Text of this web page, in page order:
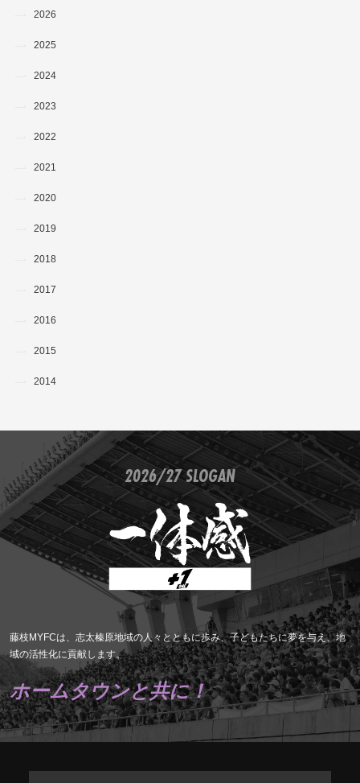
2026
2025
2024
2023
2022
2021
2020
2019
2018
2017
2016
2015
2014
2026/27 SLOGAN
藤枝MYFCは、志太榛原地域の人々とともに歩み、子どもたちに夢を与え、地
域の活性化に貢献します。
ホームタウンと共に！